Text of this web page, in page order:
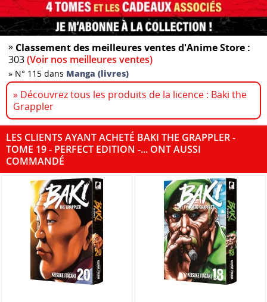
» Classement des meilleures ventes d'Anime Store :
303(Voir nos meilleures ventes)
» N° 115 dans Manga (livres)
» Découvrez tous les produits de la licence : Baki the
Grappler
LES CLIENTS AYANT ACHETÉ BAKI THE GRAPPLER -
TOME 19 - PERFECT EDITION -... ONT AUSSI
COMMANDÉ